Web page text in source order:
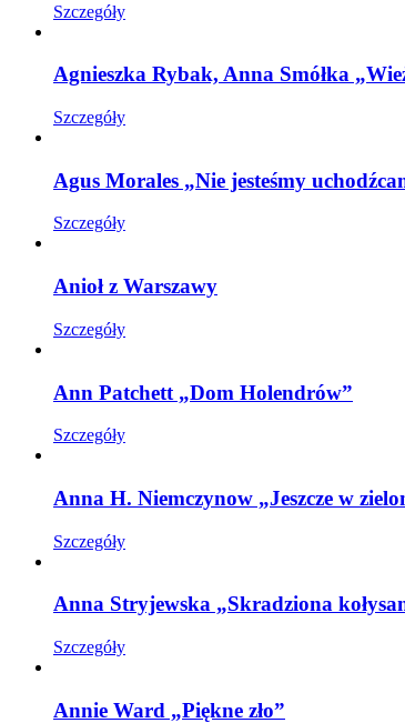
Szczegóły
Agnieszka Rybak, Anna Smółka
Szczegóły
Agus Morales „Nie jesteśmy
Szczegóły
Anioł z Warszawy
Szczegóły
Ann Patchett „Dom Holendrów”
Szczegóły
Anna H. Niemczynow „Jeszcze w
Szczegóły
Anna Stryjewska „Skradziona
Szczegóły
Annie Ward „Piękne zło”